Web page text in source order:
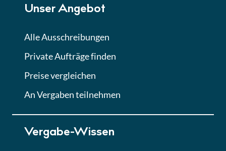
Unser Angebot
Alle Ausschreibungen
Private Aufträge finden
Preise vergleichen
An Vergaben teilnehmen
Vergabe-Wissen